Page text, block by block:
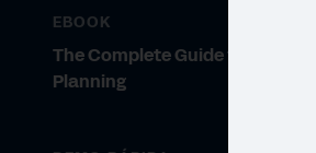
EBOOK
The Complete Guide to Modern
Planning